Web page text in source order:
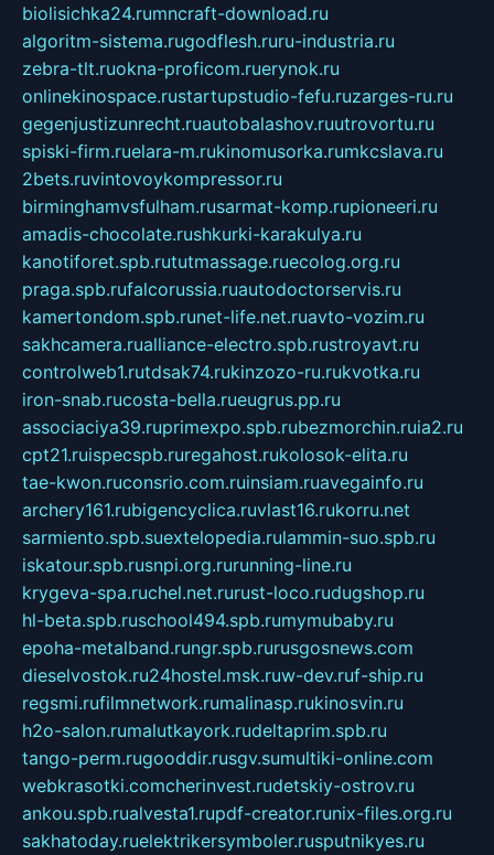
biolisichka24.rumncraft-download.ru
algoritm-sistema.rugodflesh.ruru-industria.ru
zebra-tlt.ruokna-proficom.ruerynok.ru
onlinekinospace.rustartupstudio-fefu.ruzarges-ru.ru
gegenjustizunrecht.ruautobalashov.ruutrovortu.ru
spiski-firm.ruelara-m.rukinomusorka.rumkcslava.ru
2bets.ruvintovoykompressor.ru
birminghamvsfulham.rusarmat-komp.rupioneeri.ru
amadis-chocolate.rushkurki-karakulya.ru
kanotiforet.spb.rututmassage.ruecolog.org.ru
praga.spb.rufalcorussia.ruautodoctorservis.ru
kamertondom.spb.runet-life.net.ruavto-vozim.ru
sakhcamera.rualliance-electro.spb.rustroyavt.ru
controlweb1.rutdsak74.rukinzozo-ru.rukvotka.ru
iron-snab.rucosta-bella.rueugrus.pp.ru
associaciya39.ruprimexpo.spb.rubezmorchin.ruia2.ru
cpt21.ruispecspb.ruregahost.rukolosok-elita.ru
tae-kwon.ruconsrio.com.ruinsiam.ruavegainfo.ru
archery161.rubigencyclica.ruvlast16.rukorru.net
sarmiento.spb.suextelopedia.rulammin-suo.spb.ru
iskatour.spb.rusnpi.org.rurunning-line.ru
krygeva-spa.ruchel.net.rurust-loco.rudugshop.ru
hl-beta.spb.ruschool494.spb.rumymubaby.ru
epoha-metalband.rungr.spb.rurusgosnews.com
dieselvostok.ru24hostel.msk.ruw-dev.ruf-ship.ru
regsmi.rufilmnetwork.rumalinasp.rukinosvin.ru
h2o-salon.rumalutkayork.rudeltaprim.spb.ru
tango-perm.rugooddir.rusgv.sumultiki-online.com
webkrasotki.comcherinvest.rudetskiy-ostrov.ru
ankou.spb.rualvesta1.rupdf-creator.runix-files.org.ru
sakhatoday.ruelektrikersymboler.rusputnikyes.ru